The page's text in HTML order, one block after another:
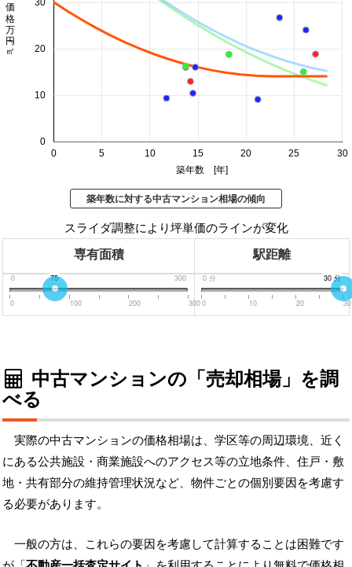
0 5 10 15 20 25 30
0
10
20
30
築年数 [年]
価格 万円/㎡
築年数に対する中古マンション相場の傾向
スライダ調整により坪単価のラインが変化
専有面積 駅距離
0 300
75
0 100 200 300
0 分 30 分
30 分
0 10 20 30
中古マンションの「売却相場」を調
べる
実際の中古マンションの価格相場は、学区等の周辺環境、近く
にある公共施設・商業施設へのアクセス等の立地条件、住戸・敷
地・共有部分の維持管理状況など、物件ごとの個別要因を考慮す
る必要があります。
一般の方は、これらの要因を考慮して計算することは困難です